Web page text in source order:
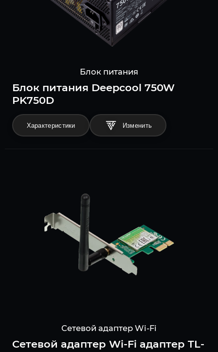
Блок питания
Блок питания Deepcool 750W
PK750D
Характеристики
Сетевой адаптер Wi-Fi
Сетевой адаптер Wi-Fi адаптер TL-